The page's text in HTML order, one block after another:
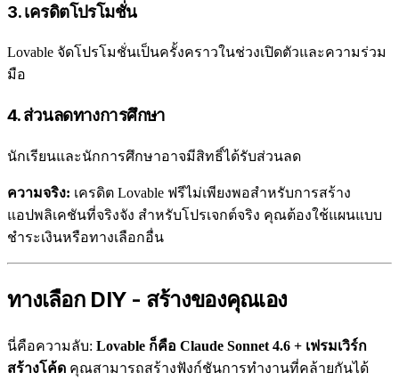
3. เครดิตโปรโมชั่น
Lovable จัดโปรโมชั่นเป็นครั้งคราวในช่วงเปิดตัวและความร่วม
มือ
4. ส่วนลดทางการศึกษา
นักเรียนและนักการศึกษาอาจมีสิทธิ์ได้รับส่วนลด
ความจริง: เครดิต Lovable ฟรีไม่เพียงพอสำหรับการสร้าง
แอปพลิเคชันที่จริงจัง สำหรับโปรเจกต์จริง คุณต้องใช้แผนแบบ
ชำระเงินหรือทางเลือกอื่น
ทางเลือก DIY - สร้างของคุณเอง
นี่คือความลับ: Lovable ก็คือ Claude Sonnet 4.6 + เฟรมเวิร์ก
สร้างโค้ด คุณสามารถสร้างฟังก์ชันการทำงานที่คล้ายกันได้